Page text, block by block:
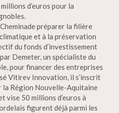
d’euros pour la
préparer la filière
et à la préservation
du fonds d’investissement
Demeter, un spécialiste du
pour financer des entreprises
Vitirev Innovation, il s’inscrit
la Région Nouvelle-Aquitaine
vise 50 millions d’euros à
figurent déjà parmi les